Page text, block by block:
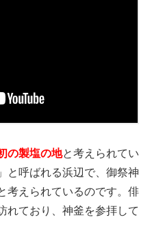
の製塩の地と考えられてい
と呼ばれる浜辺で、御祭神
考えられているのです。俳
れており、神釜を参拝して